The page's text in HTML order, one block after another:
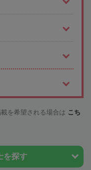
を希望される場合は こち
を探す